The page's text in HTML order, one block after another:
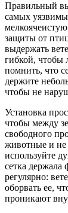
Правильный
самых
защиты от
выдержать
гибкой, чтобы
помнить, что
держите
чтобы не
Установка
чтобы между
свободного
животные и не
используйте
сетка держала
регулярно:
оборвать ее,
проникают